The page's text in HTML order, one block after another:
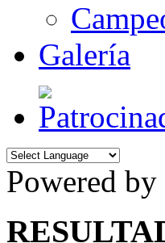
Galería
Powered by